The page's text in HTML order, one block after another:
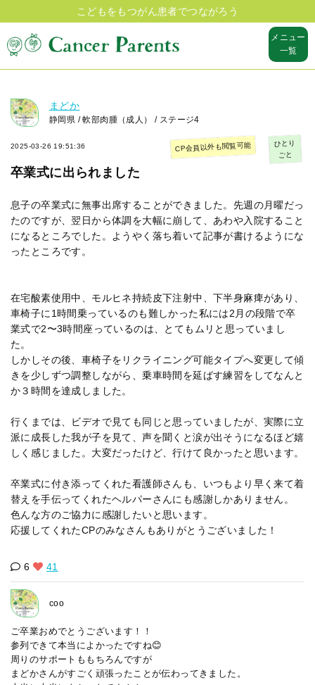
こどもをもつがん患者でつながろう
メニュー
一覧
まどか
静岡県 / 軟部肉腫（成人） / ステージ4
2025-03-26 19:51:36
卒業式に出られました
CP会員以外も閲覧可能 ひとり
ごと
息子の卒業式に無事出席することができました。先週の月曜だっ
たのですが、翌日から体調を大幅に崩して、あわや入院すること
になるところでした。ようやく落ち着いて記事が書けるようにな
ったところです。
在宅酸素使用中、モルヒネ持続皮下注射中、下半身麻痺があり、
車椅子に1時間乗っているのも難しかった私には2月の段階で卒
業式で2〜3時間座っているのは、とてもムリと思っていまし
た。
しかしその後、車椅子をリクライニング可能タイプへ変更して傾
きを少しずつ調整しながら、乗車時間を延ばす練習をしてなんと
か３時間を達成しました。
行くまでは、ビデオで見ても同じと思っていましたが、実際に立
派に成長した我が子を見て、声を聞くと涙が出そうになるほど嬉
しく感じました。大変だったけど、行けて良かったと思います。
卒業式に付き添ってくれた看護師さんも、いつもより早く来て着
替えを手伝ってくれたヘルパーさんにも感謝しかありません。
色んな方のご協力に感謝したいと思います。
応援してくれたCPのみなさんもありがとうございました！
6 41
coo
ご卒業おめでとうございます！！
参列できて本当によかったですね😊
周りのサポートももちろんですが
まどかさんがすごく頑張ったことが伝わってきました。